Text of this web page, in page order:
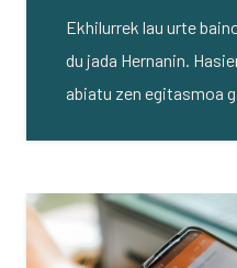
Ekhilurrek lau urte
du jada Hernanin.
abiatu zen egitasmoa